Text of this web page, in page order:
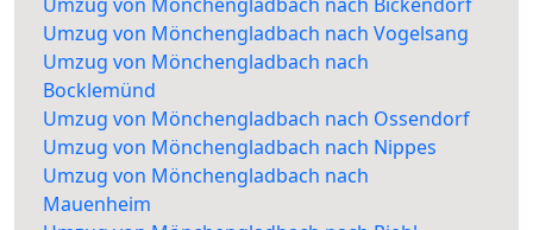
Umzug von Mönchengladbach nach Vogelsang
Umzug von Mönchengladbach nach
Bocklemünd
Umzug von Mönchengladbach nach Ossendorf
Umzug von Mönchengladbach nach Nippes
Umzug von Mönchengladbach nach
Mauenheim